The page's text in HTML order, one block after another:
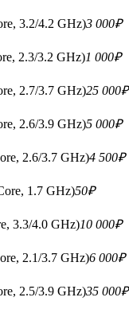
3.2/4.2 GHz)3 000₽
2.3/3.2 GHz)1 000₽
2.7/3.7 GHz)25 000₽
2.6/3.9 GHz)5 000₽
2.6/3.7 GHz)4 500₽
1.7 GHz)50₽
3.3/4.0 GHz)10 000₽
2.1/3.7 GHz)6 000₽
2.5/3.9 GHz)35 000₽